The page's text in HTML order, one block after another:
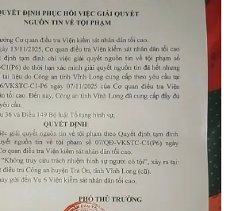
VTV Thể thao
Bất động sản
Tấm lòng Việt
Vươn mình bằng AI